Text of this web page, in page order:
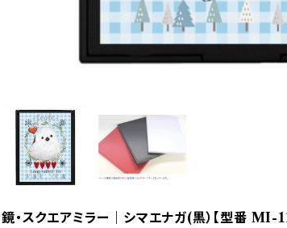
鏡・スクエアミラー｜シマエナガ(黒）【型番 MI-